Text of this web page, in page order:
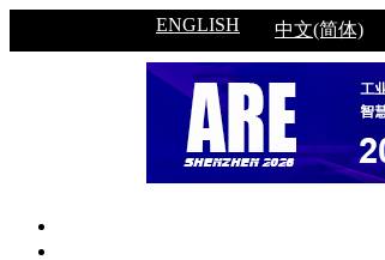
ENGLISH 中文(简体)